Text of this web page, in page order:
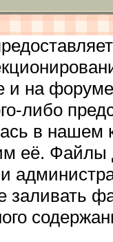
и на
либо
в
её.
заливать